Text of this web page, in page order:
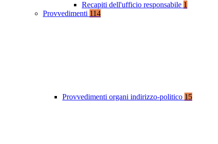
Recapiti dell'ufficio responsabile 1
Provvedimenti 114
Provvedimenti organi indirizzo-politico 15